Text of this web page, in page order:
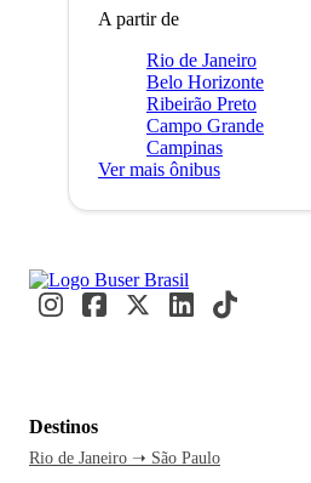
A partir de
Rio de Janeiro
Belo Horizonte
Ribeirão Preto
Campo Grande
Campinas
Ver mais ônibus
Destinos
Rio de Janeiro ➝ São Paulo